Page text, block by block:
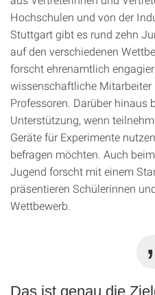
Hochschulen und von der
Stuttgart gibt es rund zehn
auf den verschiedenen
forscht ehrenamtlich
wissenschaftliche
Professoren. Darüber hinaus
Unterstützung, wenn
Geräte für Experimente
befragen möchten. Auch
Jugend forscht mit einem
präsentieren Schülerinnen
Wettbewerb.
Das ist genau die